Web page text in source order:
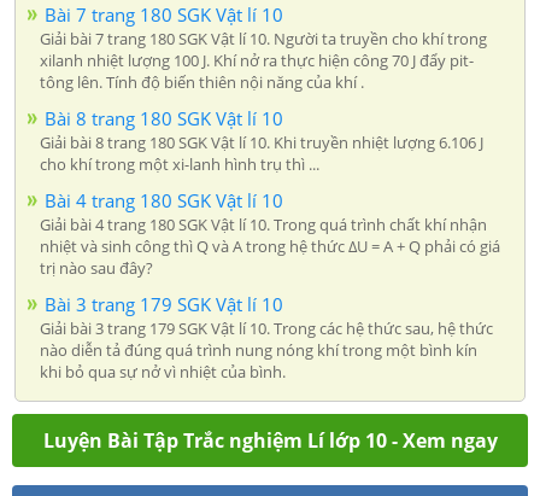
Bài 7 trang 180 SGK Vật lí 10
Giải bài 7 trang 180 SGK Vật lí 10. Người ta truyền cho khí trong
xilanh nhiệt lượng 100 J. Khí nở ra thực hiện công 70 J đẩy pit-
tông lên. Tính độ biến thiên nội năng của khí .
Bài 8 trang 180 SGK Vật lí 10
Giải bài 8 trang 180 SGK Vật lí 10. Khi truyền nhiệt lượng 6.106 J
cho khí trong một xi-lanh hình trụ thì ...
Bài 4 trang 180 SGK Vật lí 10
Giải bài 4 trang 180 SGK Vật lí 10. Trong quá trình chất khí nhận
nhiệt và sinh công thì Q và A trong hệ thức ∆U = A + Q phải có giá
trị nào sau đây?
Bài 3 trang 179 SGK Vật lí 10
Giải bài 3 trang 179 SGK Vật lí 10. Trong các hệ thức sau, hệ thức
nào diễn tả đúng quá trình nung nóng khí trong một bình kín
khi bỏ qua sự nở vì nhiệt của bình.
Luyện Bài Tập Trắc nghiệm Lí lớp 10 - Xem ngay